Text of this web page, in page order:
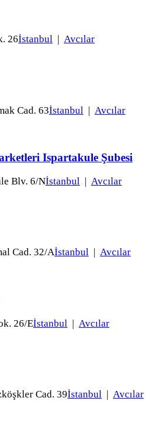
26İstanbul | Avcılar
Cad. 63İstanbul | Avcılar
Ispartakule Şubesi
Blv. 6/Nİstanbul | Avcılar
Cad. 32/Aİstanbul Avcılar
26/Eİstanbul | Avcılar
Cad. 39İstanbul Avcılar